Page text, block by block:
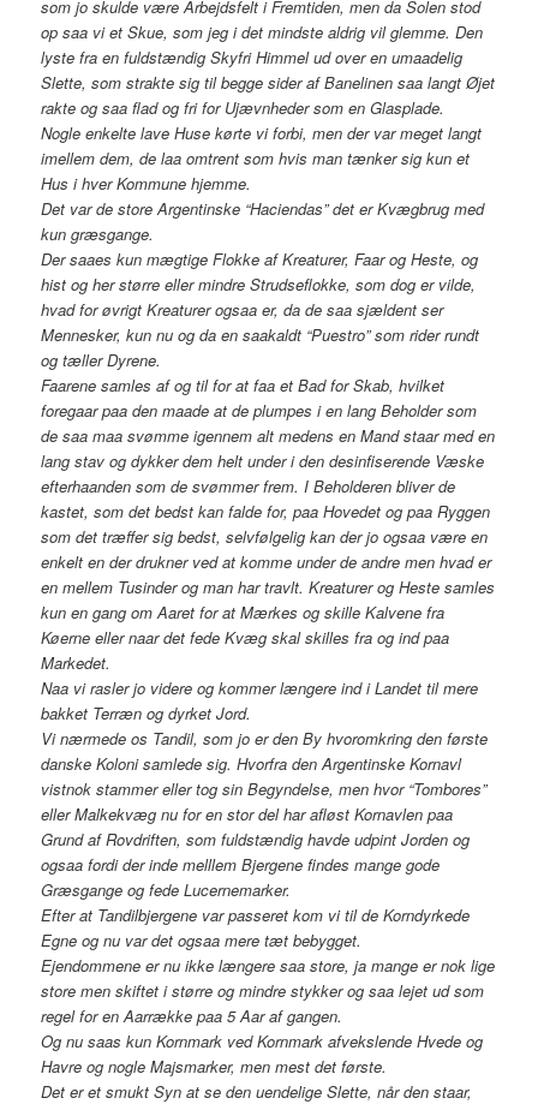
som jo skulde være Arbejdsfelt i Fremtiden, men da Solen stod
op saa vi et Skue, som jeg i det mindste aldrig vil glemme. Den
lyste fra en fuldstændig Skyfri Himmel ud over en umaadelig
Slette, som strakte sig til begge sider af Banelinen saa langt Øjet
rakte og saa flad og fri for Ujævnheder som en Glasplade.
Nogle enkelte lave Huse kørte vi forbi, men der var meget langt
imellem dem, de laa omtrent som hvis man tænker sig kun et
Hus i hver Kommune hjemme.
Det var de store Argentinske “Haciendas” det er Kvægbrug med
kun græsgange.
Der saaes kun mægtige Flokke af Kreaturer, Faar og Heste, og
hist og her større eller mindre Strudseflokke, som dog er vilde,
hvad for øvrigt Kreaturer ogsaa er, da de saa sjældent ser
Mennesker, kun nu og da en saakaldt “Puestro” som rider rundt
og tæller Dyrene.
Faarene samles af og til for at faa et Bad for Skab, hvilket
foregaar paa den maade at de plumpes i en lang Beholder som
de saa maa svømme igennem alt medens en Mand staar med en
lang stav og dykker dem helt under i den desinfiserende Væske
efterhaanden som de svømmer frem. I Beholderen bliver de
kastet, som det bedst kan falde for, paa Hovedet og paa Ryggen
som det træffer sig bedst, selvfølgelig kan der jo ogsaa være en
enkelt en der drukner ved at komme under de andre men hvad er
en mellem Tusinder og man har travlt. Kreaturer og Heste samles
kun en gang om Aaret for at Mærkes og skille Kalvene fra
Køerne eller naar det fede Kvæg skal skilles fra og ind paa
Markedet.
Naa vi rasler jo videre og kommer længere ind i Landet til mere
bakket Terræn og dyrket Jord.
Vi nærmede os Tandil, som jo er den By hvoromkring den første
danske Koloni samlede sig. Hvorfra den Argentinske Kornavl
vistnok stammer eller tog sin Begyndelse, men hvor “Tombores”
eller Malkekvæg nu for en stor del har afløst Kornavlen paa
Grund af Rovdriften, som fuldstændig havde udpint Jorden og
ogsaa fordi der inde melllem Bjergene findes mange gode
Græsgange og fede Lucernemarker.
Efter at Tandilbjergene var passeret kom vi til de Korndyrkede
Egne og nu var det ogsaa mere tæt bebygget.
Ejendommene er nu ikke længere saa store, ja mange er nok lige
store men skiftet i større og mindre stykker og saa lejet ud som
regel for en Aarrække paa 5 Aar af gangen.
Og nu saas kun Kornmark ved Kornmark afvekslende Hvede og
Havre og nogle Majsmarker, men mest det første.
Det er et smukt Syn at se den uendelige Slette, når den staar,